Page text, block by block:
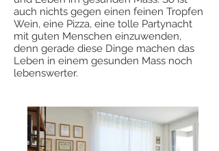
auch nichts gegen einen feinen Tropfen
Wein, eine Pizza, eine tolle Partynacht
mit guten Menschen einzuwenden,
denn gerade diese Dinge machen das
Leben in einem gesunden Mass noch
lebenswerter.